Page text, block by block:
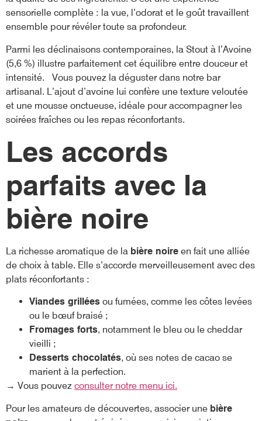
sensorielle complète : la vue, l’odorat et le goût travaillent
ensemble pour révéler toute sa profondeur.
Parmi les déclinaisons contemporaines, la Stout à l’Avoine
(5,6 %) illustre parfaitement cet équilibre entre douceur et
intensité. Vous pouvez la déguster dans notre bar
artisanal. L’ajout d’avoine lui confère une texture veloutée
et une mousse onctueuse, idéale pour accompagner les
soirées fraîches ou les repas réconfortants.
Les accords
parfaits avec la
bière noire
La richesse aromatique de la bière noire en fait une alliée
de choix à table. Elle s’accorde merveilleusement avec des
plats réconfortants :
Viandes grillées ou fumées, comme les côtes levées
ou le bœuf braisé ;
Fromages forts, notamment le bleu ou le cheddar
vieilli ;
Desserts chocolatés, où ses notes de cacao se
marient à la perfection.
→ Vous pouvez consulter notre menu ici.
Pour les amateurs de découvertes, associer une bière